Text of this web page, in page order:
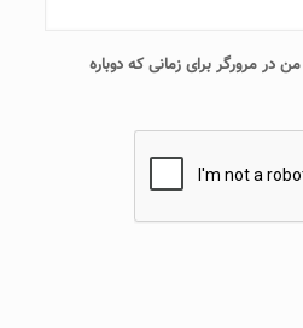
در مرورگر برای زمانی که دوباره